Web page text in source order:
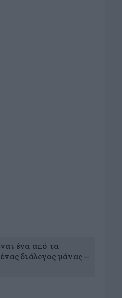
ένα από τα
διάλογος μάνας –